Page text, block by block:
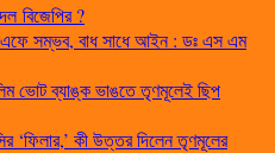
বিজেপির ?
সম্ভব, বাধ সাধে আইন : ডঃ এস এম
ভোট ব্যাঙ্ক ভাঙতে তৃণমূলেই ছিপ
কী উত্তর দিলেন তৃণমূলের